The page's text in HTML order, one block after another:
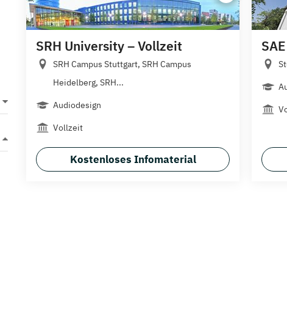
SRH University – Vollzeit
SRH Campus Stuttgart, SRH Campus
Heidelberg, SRH...
Audiodesign
Vollzeit
Kostenloses Infomaterial